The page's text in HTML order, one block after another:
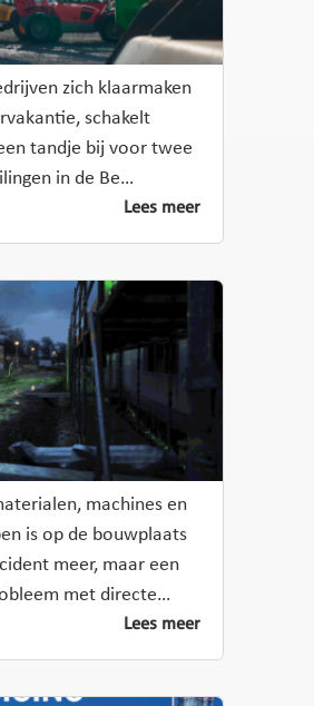
zich klaarmaken
schakelt
tandje bij voor twee
in de Be…
Lees meer
machines en
is op de bouwplaats
meer, maar een
met directe…
Lees meer